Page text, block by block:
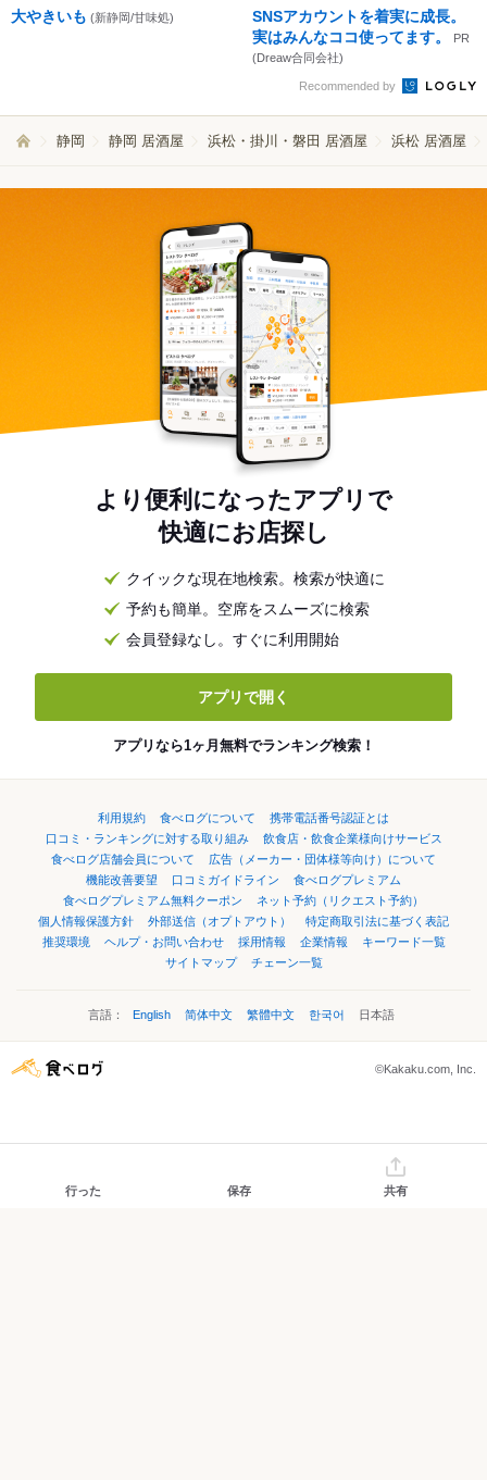
大やきいも (新静岡/甘味処)
SNSアカウントを着実に成長。
実はみんなココ使ってます。
PR
(Dreaw合同会社)
Recommended by
静岡 静岡 居酒屋 浜松・掛川・磐田 居酒屋 浜松 居酒屋
より便利になったアプリで
快適にお店探し
クイックな現在地検索。検索が快適に
予約も簡単。空席をスムーズに検索
会員登録なし。すぐに利用開始
アプリで開く
アプリなら1ヶ月無料でランキング検索！
利用規約 食べログについて
携帯電話番号認証とは
口コミ・ランキングに対する取り組み
飲食店・飲食企業様向けサービス
食べログ店舗会員について
広告（メーカー・団体様等向け）について
機能改善要望
口コミガイドライン
食べログプレミアム
食べログプレミアム無料クーポン
ネット予約（リクエスト予約）
個人情報保護方針
外部送信（オプトアウト）
特定商取引法に基づく表記
推奨環境
ヘルプ・お問い合わせ 採用情報 企業情報
キーワード一覧
サイトマップ
チェーン一覧
言語： English 简体中文 繁體中文 한국어 日本語
©Kakaku.com, Inc.
行った 保存 共有